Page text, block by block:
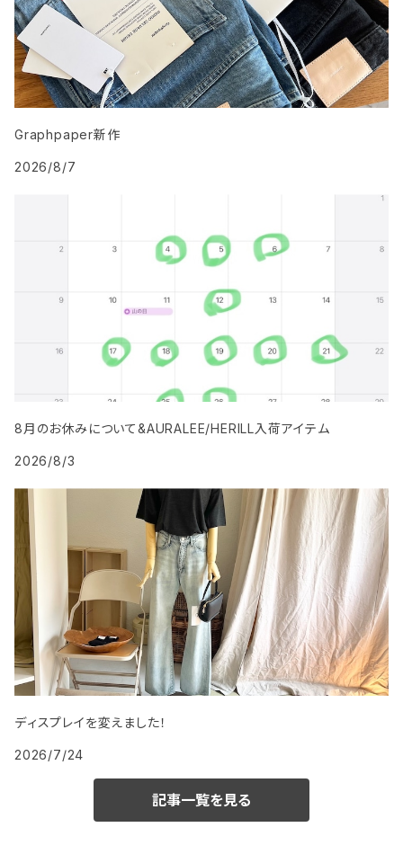
その他
Graphpaper新作
2026/8/7
8月のお休みについて&AURALEE/HERILL入荷アイテム
2026/8/3
ディスプレイを変えました！
2026/7/24
記事一覧を見る